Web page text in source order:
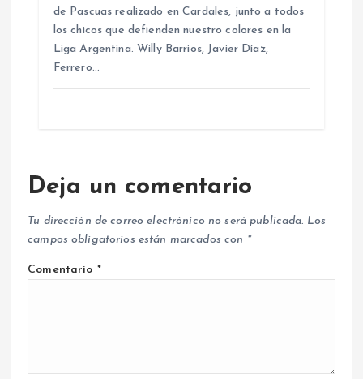
de Pascuas realizado en Cardales, junto a todos
los chicos que defienden nuestro colores en la
Liga Argentina. Willy Barrios, Javier Díaz,
Ferrero…
Deja un comentario
Tu dirección de correo electrónico no será publicada. Los
campos obligatorios están marcados con *
Comentario *